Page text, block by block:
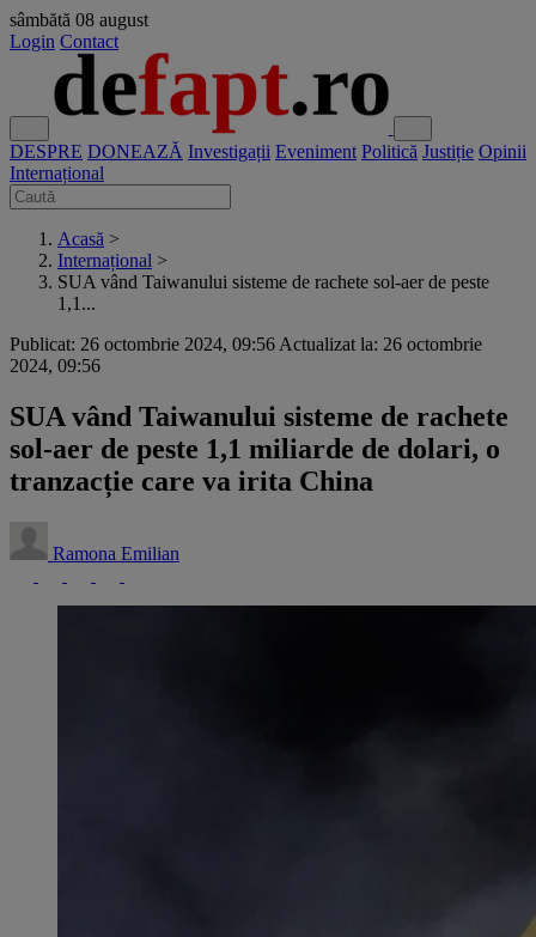
sâmbătă 08 august
Login Contact
DESPRE DONEAZĂ Investigații Eveniment Politică Justiție Opinii
Internațional
Acasă >
Internațional >
SUA vând Taiwanului sisteme de rachete sol-aer de peste
1,1...
Publicat: 26 octombrie 2024, 09:56 Actualizat la: 26 octombrie
2024, 09:56
SUA vând Taiwanului sisteme de rachete
sol-aer de peste 1,1 miliarde de dolari, o
tranzacție care va irita China
Ramona Emilian